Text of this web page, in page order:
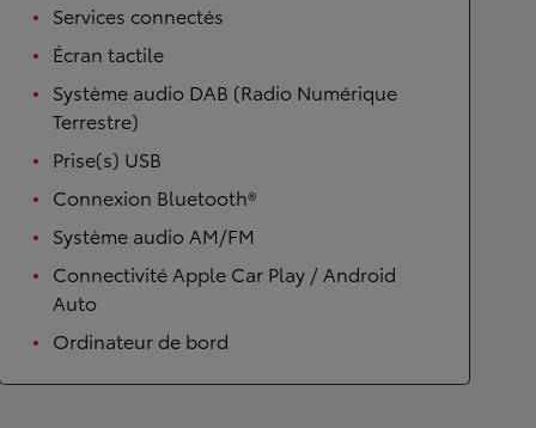
Services connectés
Écran tactile
Système audio DAB (Radio Numérique
Terrestre)
Prise(s) USB
Connexion Bluetooth®
Système audio AM/FM
Connectivité Apple Car Play / Android
Auto
Ordinateur de bord